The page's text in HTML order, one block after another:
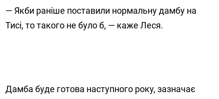
— Якби раніше поставили нормальну дамбу на
Тисі, то такого не було б, — каже Леся.
Дамба буде готова наступного року, зазначає